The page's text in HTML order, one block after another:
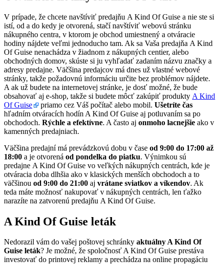
V prípade, že chcete navštíviť predajňu A Kind Of Guise a nie ste si
istí, od a do kedy je otvorená, stačí navštíviť webovú stránku
nákupného centra, v ktorom je obchod umiestnený a otváracie
hodiny nájdete veľmi jednoducho tam. Ak sa Vaša predajňa A Kind
Of Guise nenachádza v žiadnom z nákupných centier, alebo
obchodných domov, skúste si ju vyhľadať zadaním názvu značky a
adresy predajne. Väčšina predajcov má dnes už vlastné webové
stránky, takže požadovnú informáciu určite bez problémov nájdete.
A ak už budete na internetovej stránke, je dosť možné, že bude
obsahovať aj e-shop, takže si budete môcť zakúpiť produkty A Kind
Of Guise
priamo cez Váš počítač alebo mobil. Ušetríte čas
hľadním otváracích hodín A Kind Of Guise aj potluvaním sa po
obchodoch. Rýchle a efektívne. A často aj onmoho lacnejšie ako v
kamenných predajniach.
Väčšina predajní má prevádzkovú dobu v čase od 9:00 do 17:00 až
18:00 a je otvorená od pondelka do piatku. Výnimkou sú
predajne A Kind Of Guise vo veľkých nákupných centrách, kde je
otváracia doba dlhšia ako v klasických menších obchodoch a to
väčšinou od 9:00 do 21:00 aj vrátane sviatkov a víkendov. Ak
teda máte možnosť nakupovať v nákupných centrách, len ťažko
narazíte na zatvorenú predajňu A Kind Of Guise.
A Kind Of Guise leták
Nedorazil vám do vašej poštovej schránky aktuálny A Kind Of
Guise leták? Je možné, že spoločnosť A Kind Of Guise prestáva
investovať do printovej reklamy a prechádza na online propagáciu